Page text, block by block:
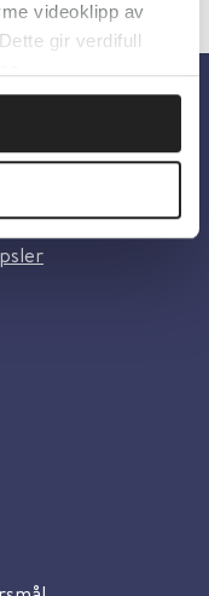
videoklipp av
gir verdifull